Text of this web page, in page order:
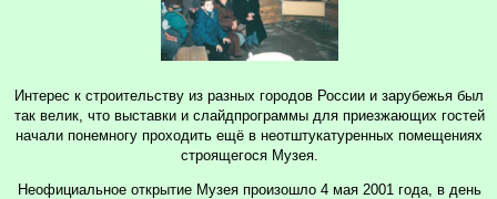
Интерес к строительству из разных городов России и зарубежья был
так велик, что выставки и слайдпрограммы для приезжающих гостей
начали понемногу проходить ещё в неотштукатуренных помещениях
строящегося Музея.
Неофициальное открытие Музея произошло 4 мая 2001 года, в день